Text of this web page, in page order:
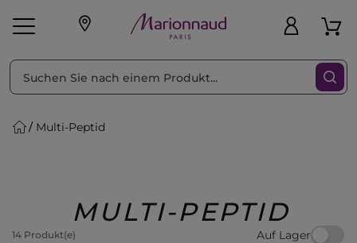
Geschenke
Multi-Peptid
MULTI-PEPTID
14 Produkt(e) Auf Lager
sortieren nach Filter